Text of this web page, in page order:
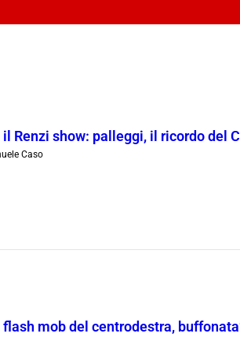
Renzi show: palleggi, il ricordo del
Caso
mob del centrodestra,